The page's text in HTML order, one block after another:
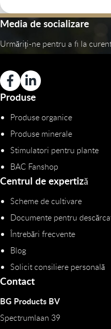
Media de socializare
Urmăriți-ne pentru a fi la
Produse
Produse organice
Produse minerale
Stimulatori pentru plante
BAC Fanshop
Centrul de expertiză
Scheme de cultivare
Documente pentru
Întrebări frecvente
Blog
Solicit consiliere personală
Contact
BG Products BV
Spectrumlaan 39